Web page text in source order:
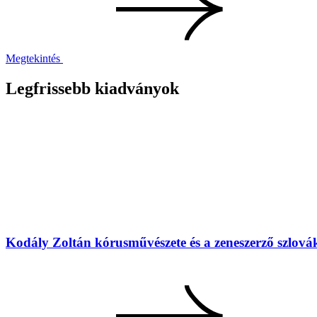
Megtekintés
Legfrissebb kiadványok
Kodály Zoltán kórusművészete és a zeneszerző